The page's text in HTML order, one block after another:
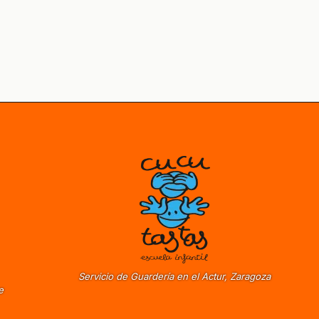
Servicio de Guardería en el Actur, Zaragoza